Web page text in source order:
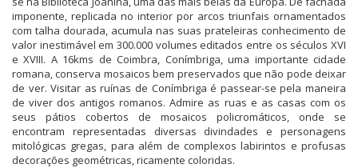
imponente, replicada no interior por arcos triunfais ornamentados
com talha dourada, acumula nas suas prateleiras conhecimento de
valor inestimável em 300.000 volumes editados entre os séculos XVI
e XVIII. A 16kms de Coimbra, Conímbriga, uma importante cidade
romana, conserva mosaicos bem preservados que não pode deixar
de ver. Visitar as ruínas de Conímbriga é passear-se pela maneira
de viver dos antigos romanos. Admire as ruas e as casas com os
seus pátios cobertos de mosaicos policromáticos, onde se
encontram representadas diversas divindades e personagens
mitológicas gregas, para além de complexos labirintos e profusas
decorações geométricas, ricamente coloridas.